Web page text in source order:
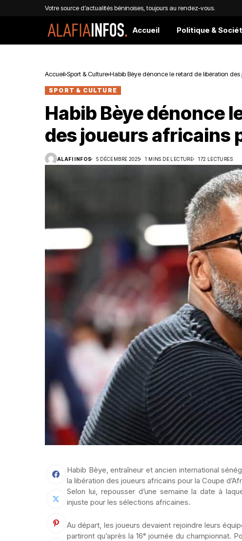
Votre source d’actualités béninoises, toujours au rendez-vous.
Accueil Politique &
Accueil Sport & Culture Habib Bèye dénonce le retard de libération des
SPORT & CULTURE
Habib Bèye dénonce
des joueurs africains
ALAFI INFOS 5 DÉCEMBRE 2025 1 MINS DE LECTURE 172 LECTURES
Habib Bèye, entraîneur et ancien international
la libération des joueurs africains pour la Coupe
Selon lui, repousser d’une semaine la date à
injuste pour les sélections africaines.
Au départ, les joueurs devaient rejoindre leurs
partiront qu’après la 16ᵉ journée du championnat.